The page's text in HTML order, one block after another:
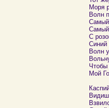
Моря
Волн
Самый
Самый
С
Синий
Волн
Чтобы
Мой